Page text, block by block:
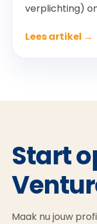
verplichting)
Lees artikel →
Start
Maak nu jouw